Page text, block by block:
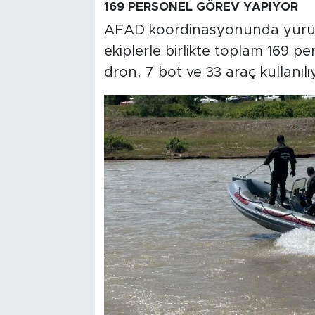
169 PERSONEL GÖREV YAPIYOR
AFAD koordinasyonunda
ekiplerle birlikte toplam 169
dron, 7 bot ve 33 araç